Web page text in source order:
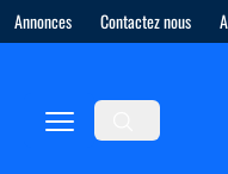
Annonces Contactez nous